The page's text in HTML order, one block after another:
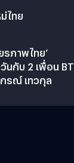
ไทย
ภาพไทย’
นกับ 2 เพื่อน BT
รณ์ เทวกุล